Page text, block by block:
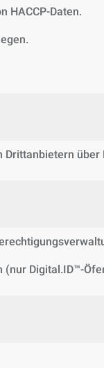
HACCP-Daten.
über
(nur Digital.ID™-